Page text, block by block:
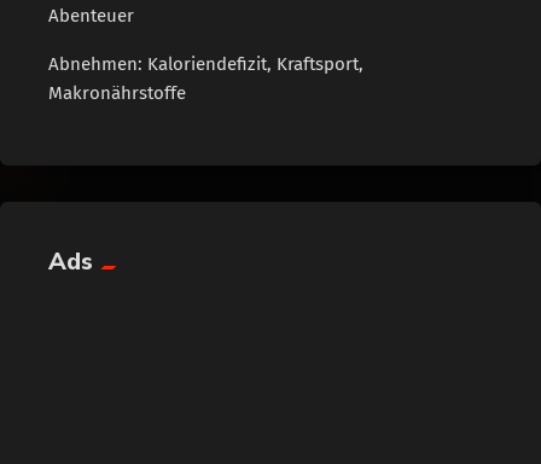
Abenteuer
Abnehmen: Kaloriendefizit, Kraftsport,
Makronährstoffe
Ads